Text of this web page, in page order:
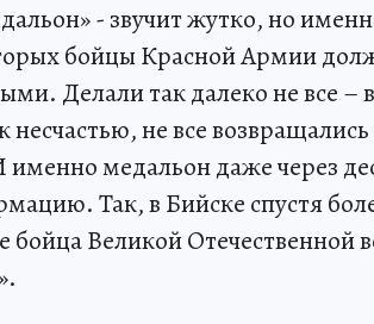
- звучит жутко, но
бойцы Красной Армии
Делали так далеко не все –
не все
медальон даже через
Так, в Бийске спустя
бойца Великой